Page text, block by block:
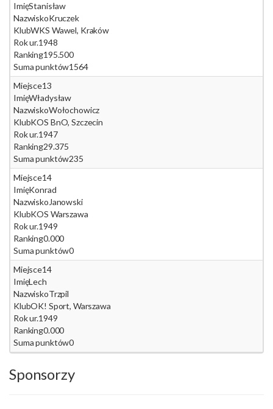
ImięStanisław
NazwiskoKruczek
KlubWKS Wawel, Kraków
Rok ur.1948
Ranking195.500
Suma punktów1564
Miejsce13
ImięWładysław
NazwiskoWołochowicz
KlubKOS BnO, Szczecin
Rok ur.1947
Ranking29.375
Suma punktów235
Miejsce14
ImięKonrad
Nazwisko Janowski
KlubKOS Warszawa
Rok ur.1949
Ranking0.000
Suma punktów0
Miejsce14
ImięLech
NazwiskoTrzpil
KlubOK! Sport, Warszawa
Rok ur.1949
Ranking0.000
Suma punktów0
Sponsorzy